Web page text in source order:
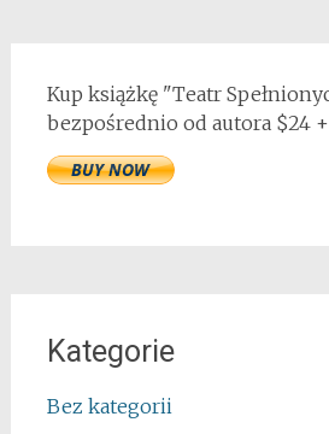
Kup książkę "Teatr
bezpośrednio od autora $24
Kategorie
Bez kategorii